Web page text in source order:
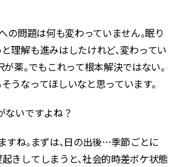
問題は何も変わっていません。眠り
理解も進みはしたけれど、変わってい
薬。でもこれって根本解決ではない。
うなってほしいなと思っています。
ないですよね？
ね。まずは、日の出後…季節ごとに
きしてしまうと、社会的時差ボケ状態